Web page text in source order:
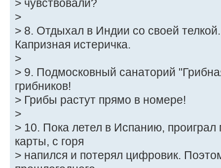
> чувствовали?
>
> 8. Отдыхал в Индии со своей
Капризная истеричка.
>
> 9. Подмосковный санаторий
грибников!
> Грибы растут прямо в номере!
>
> 10. Пока летел в Испанию,
карты, с горя
> напился и потерял цифровик.